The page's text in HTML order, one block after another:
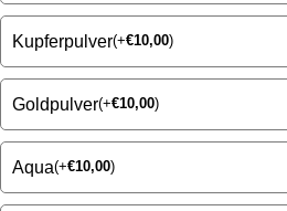
Kupferpulver(+€10,00)
Goldpulver(+€10,00)
Aqua(+€10,00)